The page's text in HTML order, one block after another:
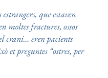
que estaven
fractures, ossos
crani… eren pacients
et preguntes “ostres, per